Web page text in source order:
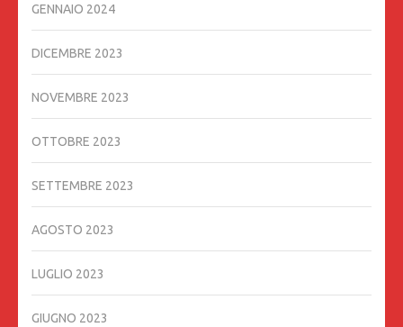
GENNAIO 2024
DICEMBRE 2023
NOVEMBRE 2023
OTTOBRE 2023
SETTEMBRE 2023
AGOSTO 2023
LUGLIO 2023
GIUGNO 2023